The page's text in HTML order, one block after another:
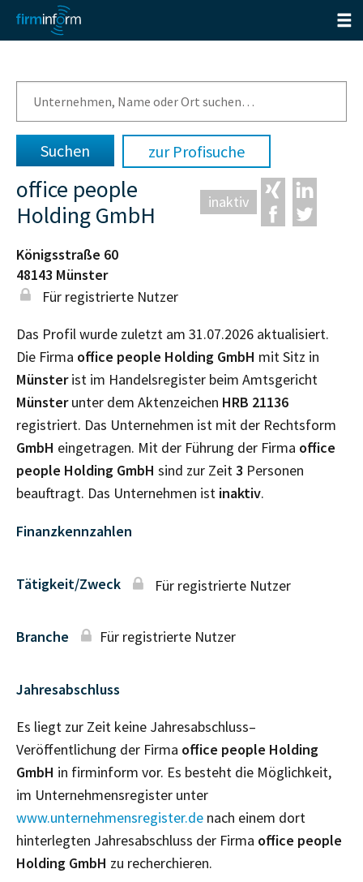
zur Profisuche
office people
Holding GmbH
inaktiv
Königsstraße 60
48143 Münster
Für registrierte Nutzer
Das Profil wurde zuletzt am 31.07.2026 aktualisiert.
Die Firma office people Holding GmbH mit Sitz in
Münsterist im Handelsregister beim Amtsgericht
Münsterunter dem Aktenzeichen HRB 21136
registriert. Das Unternehmen ist mit der Rechtsform
GmbH eingetragen. Mit der Führung der Firma office
people Holding GmbH sind zur Zeit3 Personen
beauftragt. Das Unternehmen ist inaktiv.
Finanzkennzahlen
Tätigkeit/Zweck Für registrierte Nutzer
Branche Für registrierte Nutzer
Jahresabschluss
Es liegt zur Zeit keine Jahresabschluss–
Veröffentlichung der Firma office people Holding
GmbH in firminform vor. Es besteht die Möglichkeit,
im Unternehmensregister unter
www.unternehmensregister.de nach einem dort
hinterlegten Jahresabschluss der Firma office people
Holding GmbH zu recherchieren.